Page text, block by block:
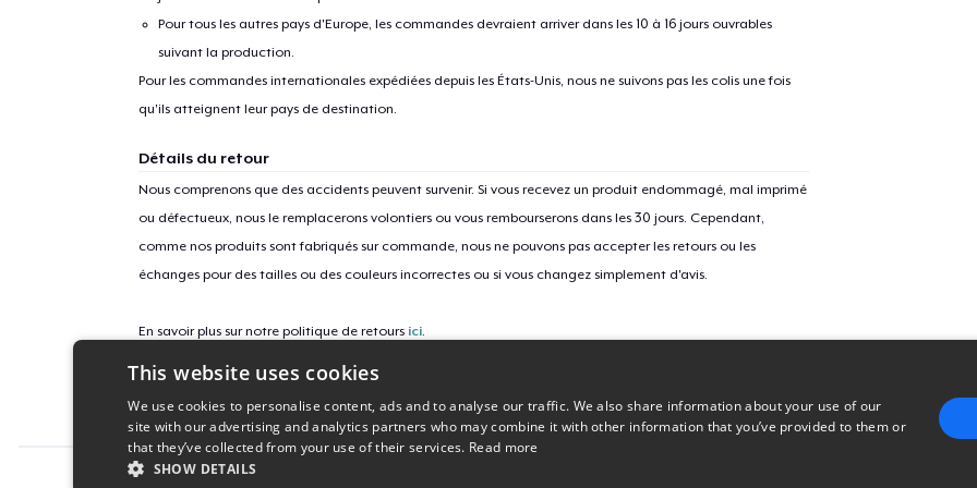
Pour tous les autres pays d'Europe, les commandes devraient arriver dans les 10 à 16 jours ouvrables
suivant la production.
Pour les commandes internationales expédiées depuis les États-Unis, nous ne suivons pas les colis une fois
qu'ils atteignent leur pays de destination.
Détails du retour
Nous comprenons que des accidents peuvent survenir. Si vous recevez un produit endommagé, mal imprimé
ou défectueux, nous le remplacerons volontiers ou vous rembourserons dans les 30 jours. Cependant,
comme nos produits sont fabriqués sur commande, nous ne pouvons pas accepter les retours ou les
échanges pour des tailles ou des couleurs incorrectes ou si vous changez simplement d'avis.
En savoir plus sur notre politique de retours ici.
ID campagne
festive-wreath-minimalist-t-sh
Women's Classic Tee
This website uses cookies
We use cookies to personalise content, ads and to analyse our traffic. We also share information about your use of our
site with our advertising and analytics partners who may combine it with other information that you’ve provided to them or
that they’ve collected from your use of their services. Read more
SHOW DETAILS